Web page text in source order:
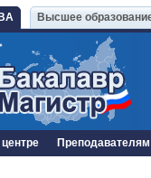
Высшее
Преподавателям